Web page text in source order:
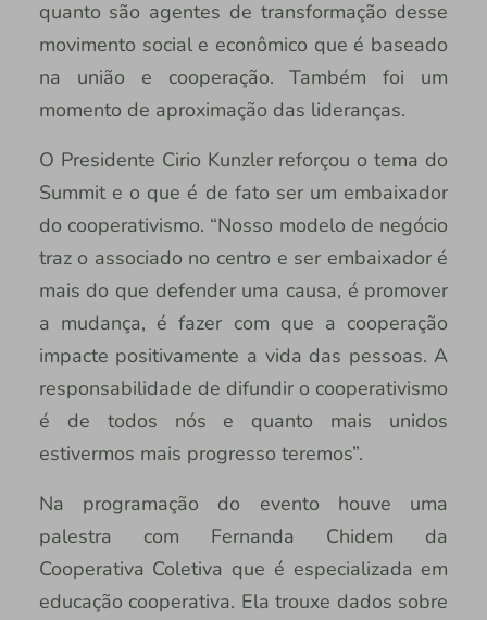
quanto são agentes de transformação desse
movimento social e econômico que é baseado
na união e cooperação. Também foi um
momento de aproximação das lideranças.
O Presidente Cirio Kunzler reforçou o tema do
Summit e o que é de fato ser um embaixador
do cooperativismo. “Nosso modelo de negócio
traz o associado no centro e ser embaixador é
mais do que defender uma causa, é promover
a mudança, é fazer com que a cooperação
impacte positivamente a vida das pessoas. A
responsabilidade de difundir o cooperativismo
é de todos nós e quanto mais unidos
estivermos mais progresso teremos”.
Na programação do evento houve uma
palestra com Fernanda Chidem da
Cooperativa Coletiva que é especializada em
educação cooperativa. Ela trouxe dados sobre